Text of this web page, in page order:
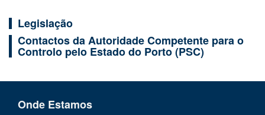
Legislação
Contactos da Autoridade Competente para o
Controlo pelo Estado do Porto (PSC)
Onde Estamos